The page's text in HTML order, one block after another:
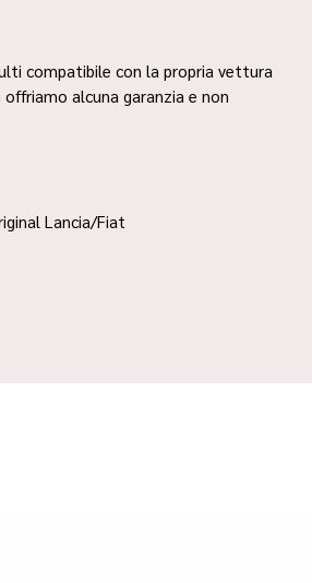
compatibile con la propria vettura
alcuna garanzia e non
Lancia/Fiat